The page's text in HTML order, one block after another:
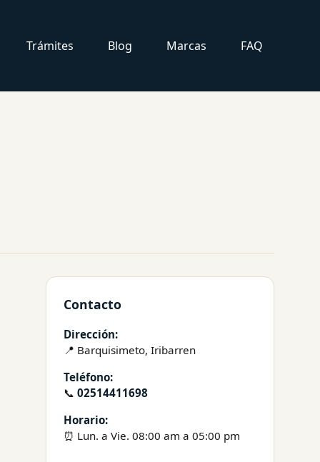
Trámites Blog Marcas FAQ
Contacto
Dirección:
📍 Barquisimeto, Iribarren
Teléfono:
📞 02514411698
Horario:
⏰ Lun. a Vie. 08:00 am a 05:00 pm